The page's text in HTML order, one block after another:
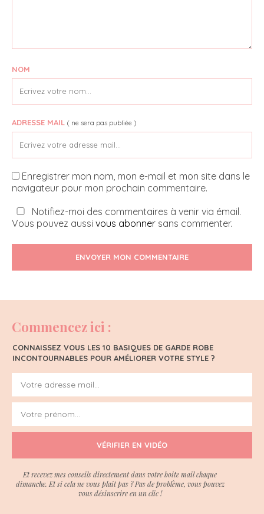
NOM
ADRESSE MAIL ( ne sera pas publiée )
Enregistrer mon nom, mon e-mail et mon site dans le
navigateur pour mon prochain commentaire.
Notifiez-moi des commentaires à venir via émail.
Vous pouvez aussi vous abonner sans commenter.
ENVOYER MON COMMENTAIRE
Commencez ici :
CONNAISSEZ VOUS LES 10 BASIQUES DE GARDE ROBE
INCONTOURNABLES POUR AMÉLIORER VOTRE STYLE ?
VÉRIFIER EN VIDÉO
Et recevez mes conseils directement dans votre boite mail chaque
dimanche. Et si cela ne vous plait pas ? Pas de problème, vous pouvez
vous désinscrire en un clic !